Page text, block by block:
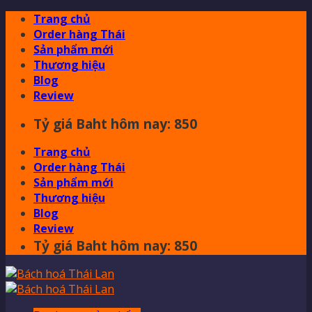
Skip
content
Trang chủ
Order hàng Thái
Sản phẩm mới
Thương hiệu
Blog
Review
Tỷ giá Baht hôm nay: 850
Trang chủ
Order hàng Thái
Sản phẩm mới
Thương hiệu
Blog
Review
Tỷ giá Baht hôm nay: 850